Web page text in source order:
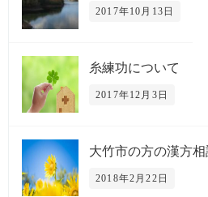
2017年10月13日
糸練功について
2017年12月3日
大竹市の方の漢方相
2018年2月22日